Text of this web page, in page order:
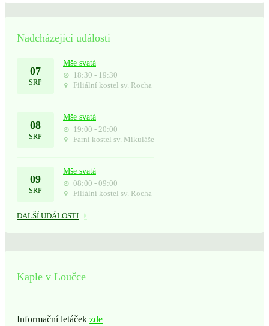
Nadcházející události
07
SRP
Mše svatá
18:30 - 19:30
Filiální kostel sv. Rocha
08
SRP
Mše svatá
19:00 - 20:00
Farní kostel sv. Mikuláše
09
SRP
Mše svatá
08:00 - 09:00
Filiální kostel sv. Rocha
DALŠÍ UDÁLOSTI
Kaple v Loučce
Informační letáček zde